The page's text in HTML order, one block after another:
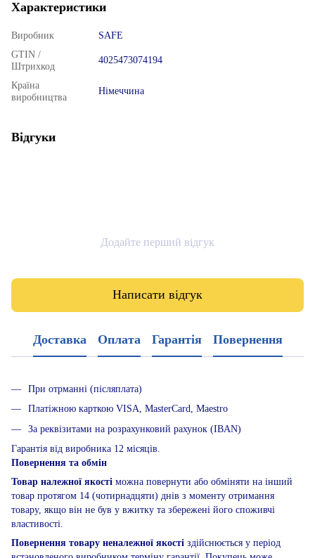
Характеристики
Виробник
SAFE
GTIN /
Штрихкод
4025473074194
Країна
виробництва
Німеччина
Відгуки
Додайте перший відгук
Написати відгук
Доставка Оплата Гарантія Повернення
При отрманні (післяплата)
Платіжною карткою VISA, MasterCard, Maestro
За реквізитами на розрахунковий рахунок (IBAN)
Гарантія від виробника 12 місяців.
Повернення та обмін
Товар належної якості можна повернути або обміняти на інший
товар протягом 14 (чотирнадцяти) днів з моменту отримання
товару, якщо він не був у вжитку та збережені його споживчі
властивості.
Повернення товару неналежної якості здійснюється у період